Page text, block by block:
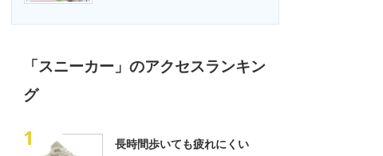
「スニーカー」のアクセスランキン
グ
1
長時間歩いても疲れにくい